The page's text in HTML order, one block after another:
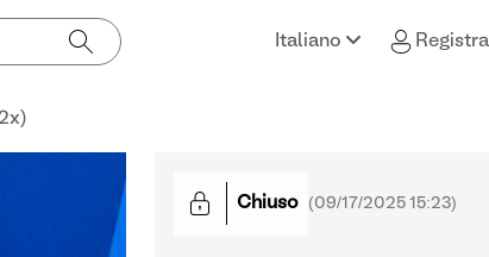
Italiano
Chiuso (09/17/2025 15:23)